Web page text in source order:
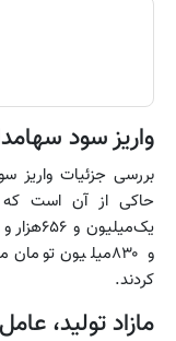
واریز سود
بررسی جزئیات واریز
و ۸۳۰میلیون
کردند.
مازاد تولید،